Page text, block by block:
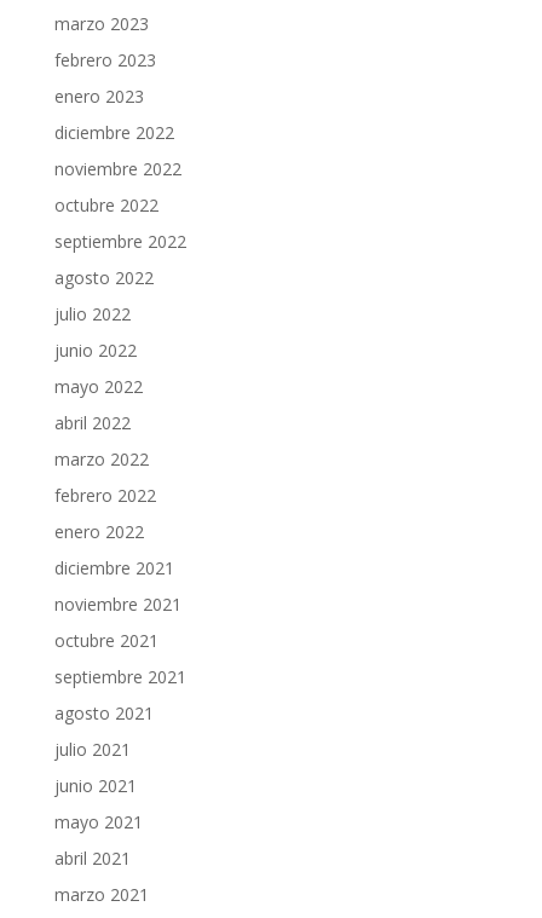
marzo 2023
febrero 2023
enero 2023
diciembre 2022
noviembre 2022
octubre 2022
septiembre 2022
agosto 2022
julio 2022
junio 2022
mayo 2022
abril 2022
marzo 2022
febrero 2022
enero 2022
diciembre 2021
noviembre 2021
octubre 2021
septiembre 2021
agosto 2021
julio 2021
junio 2021
mayo 2021
abril 2021
marzo 2021